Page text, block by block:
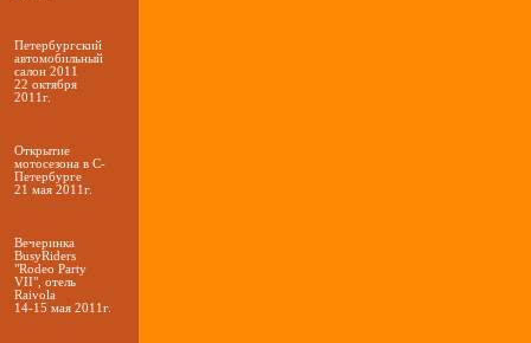
Петербургский
автомобильный
салон 2011
22 октября
2011г.
Открытие
мотосезона в С-
Петербурге
21 мая 2011г.
Вечеринка
BusyRiders
"Rodeo Party
VII", отель
Raivola
14-15 мая 2011г.